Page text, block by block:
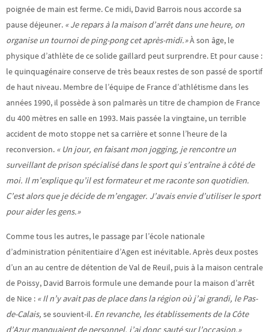
poignée de main est ferme. Ce midi, David Barrois nous accorde sa
pause déjeuner. « Je repars à la maison d’arrêt dans une heure, on
organise un tournoi de ping-pong cet après-midi.»À son âge, le
physique d’athlète de ce solide gaillard peut surprendre. Et pour cause :
le quinquagénaire conserve de très beaux restes de son passé de sportif
de haut niveau. Membre de l’équipe de France d’athlétisme dans les
années 1990, il possède à son palmarès un titre de champion de France
du 400 mètres en salle en 1993. Mais passée la vingtaine, un terrible
accident de moto stoppe net sa carrière et sonne l’heure de la
reconversion. « Un jour, en faisant mon jogging, je rencontre un
surveillant de prison spécialisé dans le sport qui s’entraîne à côté de
moi. Il m’explique qu’il est formateur et me raconte son quotidien.
C’est alors que je décide de m’engager. J’avais envie d’utiliser le sport
pour aider les gens.»
Comme tous les autres, le passage par l’école nationale
d’administration pénitentiaire d’Agen est inévitable. Après deux postes
d’un an au centre de détention de Val de Reuil, puis à la maison centrale
de Poissy, David Barrois formule une demande pour la maison d’arrêt
de Nice : « Il n’y avait pas de place dans la région où j’ai grandi, le Pas-
de-Calais, se souvient-il. En revanche, les établissements de la Côte
d’Azur manquaient de personnel, j’ai donc sauté sur l’occasion.»